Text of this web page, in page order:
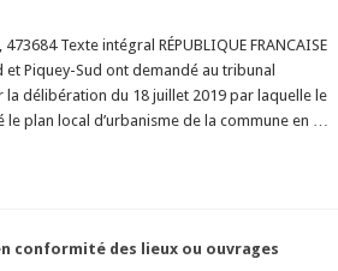
Texte intégral RÉPUBLIQUE FRANCAISE
et Piquey-Sud ont demandé au tribunal
délibération du 18 juillet 2019 par laquelle le
plan local d’urbanisme de la commune en …
conformité des lieux ou ouvrages